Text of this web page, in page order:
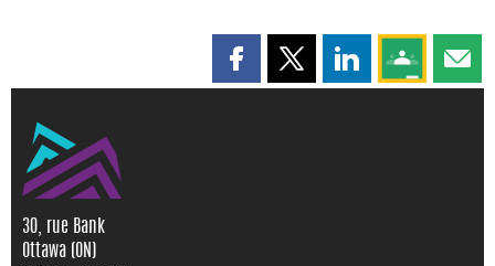
Partager cette page sur
Partager cette page sur X
Partager cette
Partagez
30, rue Bank
Ottawa (ON)